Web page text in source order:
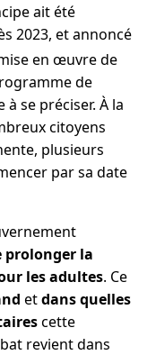
ait été
2023, et annoncé
en œuvre de
de
se préciser. À la
citoyens
plusieurs
par sa date
prolonger la
les adultes. Ce
etdans quelles
cette
revient dans